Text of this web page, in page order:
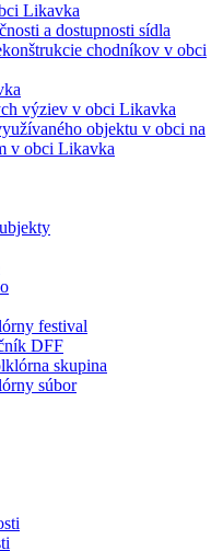
Likavka
a dostupnosti sídla
chodníkov v obci
výziev v obci Likavka
objektu v obci na
v obci Likavka
festival
DFF
skupina
súbor